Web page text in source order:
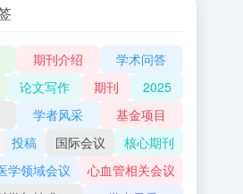
期刊介绍
学术问答
论文写作 期刊
2025
学者风采
基金项目
投稿 国际会议
核心期刊
学领域会议
心血管相关会议